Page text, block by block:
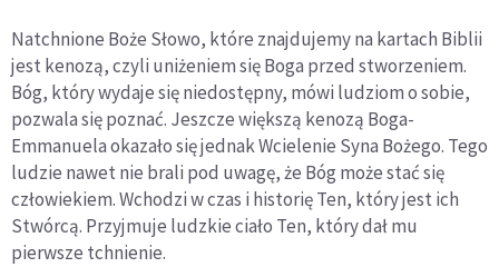
Natchnione Boże Słowo, które znajdujemy na kartach Biblii
jest kenozą, czyli uniżeniem się Boga przed stworzeniem.
Bóg, który wydaje się niedostępny, mówi ludziom o sobie,
pozwala się poznać. Jeszcze większą kenozą Boga-
Emmanuela okazało się jednak Wcielenie Syna Bożego. Tego
ludzie nawet nie brali pod uwagę, że Bóg może stać się
człowiekiem. Wchodzi w czas i historię Ten, który jest ich
Stwórcą. Przyjmuje ludzkie ciało Ten, który dał mu
pierwsze tchnienie.